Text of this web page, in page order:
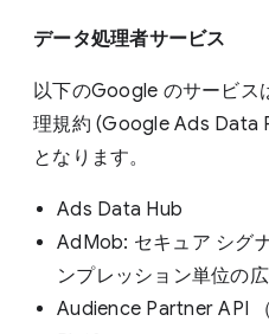
データ処理者サービス
以下のGoogle のサービス
理規約 (Google Ads Data
となります。
Ads Data Hub
AdMob: セキュア シグ
ンプレッション単位の
Audience Partner API